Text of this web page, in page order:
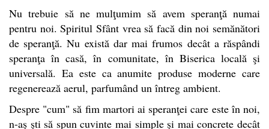
Nu trebuie să ne mulţumim să avem speranţă numai
pentru noi. Spiritul Sfânt vrea să facă din noi semănători
de speranţă. Nu există dar mai frumos decât a răspândi
speranţa în casă, în comunitate, în Biserica locală şi
universală. Ea este ca anumite produse moderne care
regenerează aerul, parfumând un întreg ambient.
Despre "cum" să fim martori ai speranţei care este în noi,
n-aş şti să spun cuvinte mai simple şi mai concrete decât